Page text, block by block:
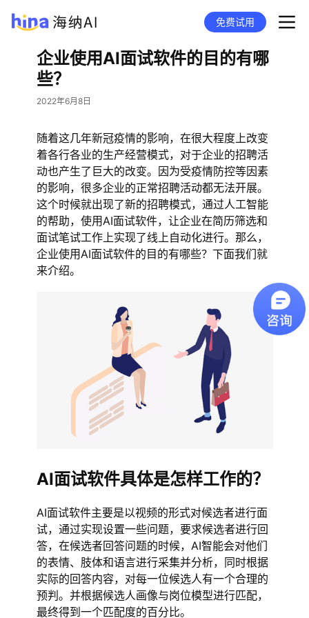
免费试用
企业使用AI面试软件的目的有哪
些？
2022年6月8日
随着这几年新冠疫情的影响，在很大程度上改变
着各行各业的生产经营模式，对于企业的招聘活
动也产生了巨大的改变。因为受疫情防控等因素
的影响，很多企业的正常招聘活动都无法开展。
这个时候就出现了新的招聘模式，通过人工智能
的帮助，使用AI面试软件，让企业在简历筛选和
面试笔试工作上实现了线上自动化进行。那么，
企业使用AI面试软件的目的有哪些？下面我们就
来介绍。
AI面试软件具体是怎样工作的？
AI面试软件主要是以视频的形式对候选者进行面
试，通过实现设置一些问题，要求候选者进行回
答，在候选者回答问题的时候，AI智能会对他们
的表情、肢体和语言进行采集并分析，同时根据
实际的回答内容，对每一位候选人有一个合理的
预判。并根据候选人画像与岗位模型进行匹配，
最终得到一个匹配度的百分比。